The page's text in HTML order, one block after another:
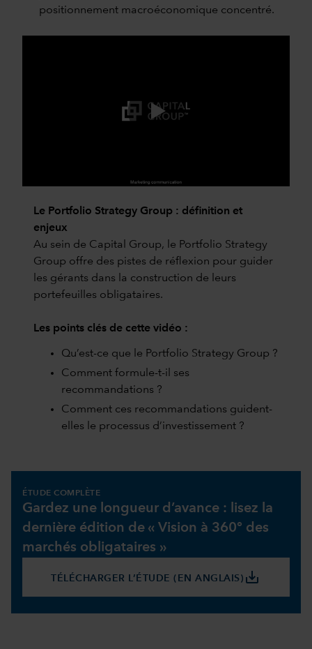
positionnement macroéconomique concentré.
Le Portfolio Strategy Group : définition et
enjeux
Au sein de Capital Group, le Portfolio Strategy
Group offre des pistes de réflexion pour guider
les gérants dans la construction de leurs
portefeuilles obligataires.
Les points clés de cette vidéo :
Qu’est-ce que le Portfolio Strategy Group ?
Comment formule-t-il ses
recommandations ?
Comment ces recommandations guident-
elles le processus d’investissement ?
ÉTUDE COMPLÈTE
Gardez une longueur d’avance : lisez la
dernière édition de « Vision à 360° des
marchés obligataires »
TÉLÉCHARGER L’ÉTUDE (EN ANGLAIS) save_alt